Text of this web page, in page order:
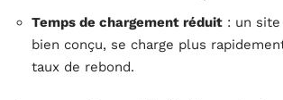
Temps de chargement réduit : un
bien conçu, se charge plus
taux de rebond.